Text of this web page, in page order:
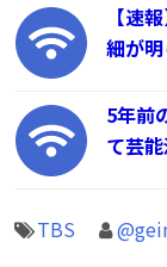
【速
細が
5年前
て芸
TBS